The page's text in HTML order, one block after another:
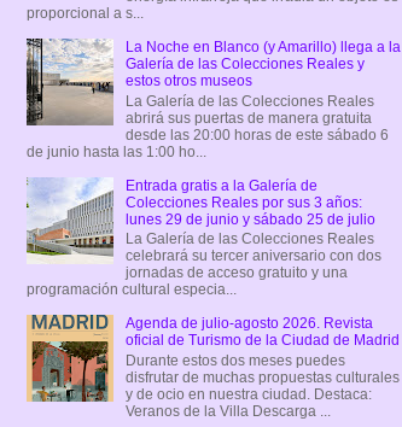
proporcional a s...
La Noche en Blanco (y Amarillo) llega a la
Galería de las Colecciones Reales y
estos otros museos
La Galería de las Colecciones Reales
abrirá sus puertas de manera gratuita
desde las 20:00 horas de este sábado 6
de junio hasta las 1:00 ho...
Entrada gratis a la Galería de
Colecciones Reales por sus 3 años:
lunes 29 de junio y sábado 25 de julio
La Galería de las Colecciones Reales
celebrará su tercer aniversario con dos
jornadas de acceso gratuito y una
programación cultural especia...
Agenda de julio-agosto 2026. Revista
oficial de Turismo de la Ciudad de Madrid
Durante estos dos meses puedes
disfrutar de muchas propuestas culturales
y de ocio en nuestra ciudad. Destaca:
Veranos de la Villa Descarga ...